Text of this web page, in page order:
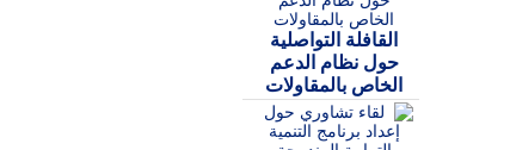
القافلة التواصلية
حول نظام الدعم
الخاص بالمقاولات